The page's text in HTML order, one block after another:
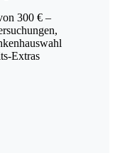
300 € –
Extras